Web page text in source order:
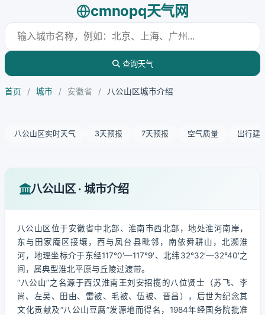
cmnopq天气网
查询天气
首页 / 城市 / 安徽省 / 八公山区城市介绍
八公山区实时天气 3天预报 7天预报 空气质量 出行建
八公山区 · 城市介绍
八公山区位于安徽省中北部、淮南市西北部，地处淮河南岸，
东与田家庵区接壤，西与凤台县毗邻，南依舜耕山，北濒淮
河，地理坐标介于东经117°0′—117°9′、北纬32°32′—32°40′之
间，属典型淮北平原与丘陵过渡带。
“八公山”之名源于西汉淮南王刘安招揽的八位贤士（苏飞、李
尚、左吴、田由、雷被、毛被、伍被、晋昌），后世为纪念其
文化贡献及“八公山豆腐”发源地而得名，1984年经国务院批准